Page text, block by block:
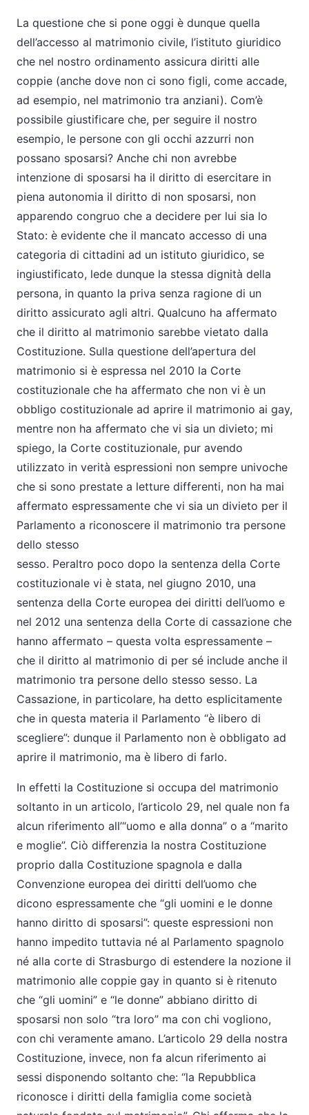
La questione che si pone oggi è dunque quella
dell’accesso al matrimonio civile, l’istituto giuridico
che nel nostro ordinamento assicura diritti alle
coppie (anche dove non ci sono figli, come accade,
ad esempio, nel matrimonio tra anziani). Com’è
possibile giustificare che, per seguire il nostro
esempio, le persone con gli occhi azzurri non
possano sposarsi? Anche chi non avrebbe
intenzione di sposarsi ha il diritto di esercitare in
piena autonomia il diritto di non sposarsi, non
apparendo congruo che a decidere per lui sia lo
Stato: è evidente che il mancato accesso di una
categoria di cittadini ad un istituto giuridico, se
ingiustificato, lede dunque la stessa dignità della
persona, in quanto la priva senza ragione di un
diritto assicurato agli altri. Qualcuno ha affermato
che il diritto al matrimonio sarebbe vietato dalla
Costituzione. Sulla questione dell’apertura del
matrimonio si è espressa nel 2010 la Corte
costituzionale che ha affermato che non vi è un
obbligo costituzionale ad aprire il matrimonio ai gay,
mentre non ha affermato che vi sia un divieto; mi
spiego, la Corte costituzionale, pur avendo
utilizzato in verità espressioni non sempre univoche
che si sono prestate a letture differenti, non ha mai
affermato espressamente che vi sia un divieto per il
Parlamento a riconoscere il matrimonio tra persone
dello stesso
sesso. Peraltro poco dopo la sentenza della Corte
costituzionale vi è stata, nel giugno 2010, una
sentenza della Corte europea dei diritti dell’uomo e
nel 2012 una sentenza della Corte di cassazione che
hanno affermato – questa volta espressamente –
che il diritto al matrimonio di per sé include anche il
matrimonio tra persone dello stesso sesso. La
Cassazione, in particolare, ha detto esplicitamente
che in questa materia il Parlamento “è libero di
scegliere”: dunque il Parlamento non è obbligato ad
aprire il matrimonio, ma è libero di farlo.
In effetti la Costituzione si occupa del matrimonio
soltanto in un articolo, l’articolo 29, nel quale non fa
alcun riferimento all’“uomo e alla donna” o a “marito
e moglie”. Ciò differenzia la nostra Costituzione
proprio dalla Costituzione spagnola e dalla
Convenzione europea dei diritti dell’uomo che
dicono espressamente che “gli uomini e le donne
hanno diritto di sposarsi”: queste espressioni non
hanno impedito tuttavia né al Parlamento spagnolo
né alla corte di Strasburgo di estendere la nozione il
matrimonio alle coppie gay in quanto si è ritenuto
che “gli uomini” e “le donne” abbiano diritto di
sposarsi non solo “tra loro” ma con chi vogliono,
con chi veramente amano. L’articolo 29 della nostra
Costituzione, invece, non fa alcun riferimento ai
sessi disponendo soltanto che: “la Repubblica
riconosce i diritti della famiglia come società